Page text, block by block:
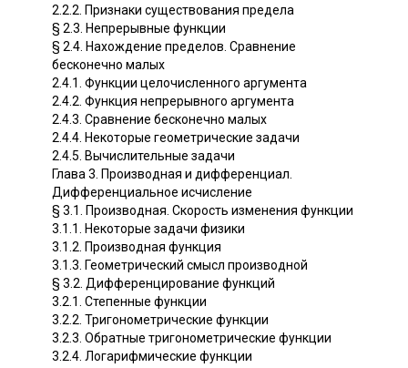
2.2.2. Признаки существования предела
§ 2.3. Непрерывные функции
§ 2.4. Нахождение пределов. Сравнение
бесконечно малых
2.4.1. Функции целочисленного аргумента
2.4.2. Функция непрерывного аргумента
2.4.3. Сравнение бесконечно малых
2.4.4. Некоторые геометрические задачи
2.4.5. Вычислительные задачи
Глава 3. Производная и дифференциал.
Дифференциальное исчисление
§ 3.1. Производная. Скорость изменения функции
3.1.1. Некоторые задачи физики
3.1.2. Производная функция
3.1.3. Геометрический смысл производной
§ 3.2. Дифференцирование функций
3.2.1. Степенные функции
3.2.2. Тригонометрические функции
3.2.3. Обратные тригонометрические функции
3.2.4. Логарифмические функции